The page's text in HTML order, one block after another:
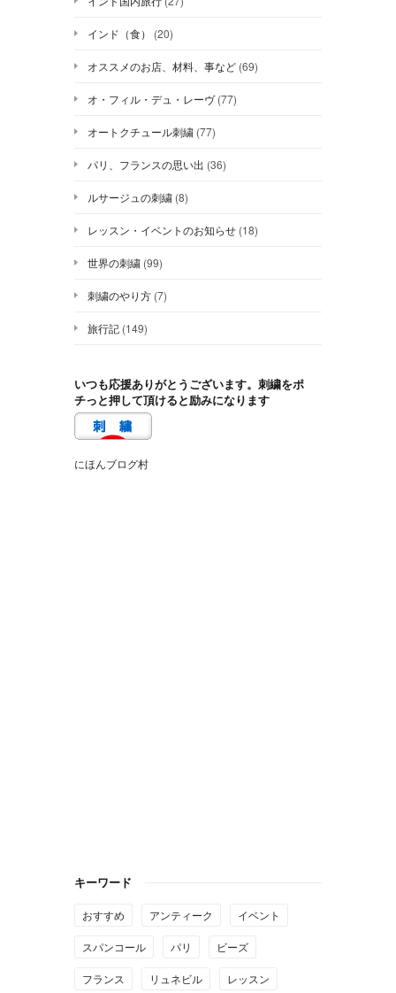
インド（食） (20)
オススメのお店、材料、事など (69)
オ・フィル・デュ・レーヴ(77)
オートクチュール刺繍 (77)
パリ、フランスの思い出 (36)
ルサージュの刺繍 (8)
レッスン・イベントのお知らせ (18)
世界の刺繍 (99)
刺繍のやり方 (7)
旅行記 (149)
いつも応援ありがとうございます。刺繍をポ
チっと押して頂けると励みになります
にほんブログ村
キーワード
おすすめ アンティーク イベント
スパンコール パリ ビーズ
フランス リュネビル レッスン